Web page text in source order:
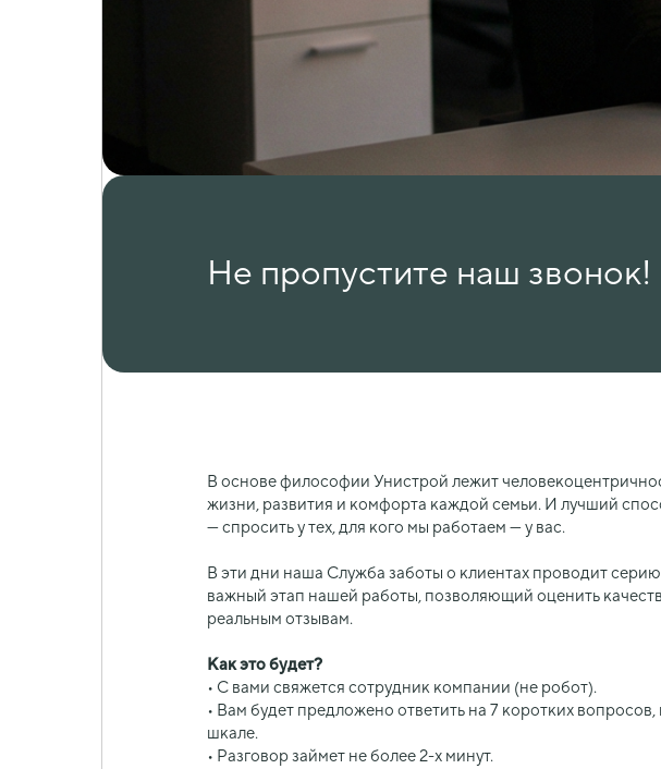
Не пропустите наш звонок!
В основе философии Унистрой лежит
жизни, развития и комфорта каждой семьи. И лучший
— спросить у тех, для кого мы работаем — у вас.
В эти дни наша Служба заботы о клиентах проводит
важный этап нашей работы, позволяющий оценить
реальным отзывам.
Как это будет?
• С вами свяжется сотрудник компании (не робот).
• Вам будет предложено ответить на 7 коротких
шкале.
• Разговор займет не более 2-х минут.